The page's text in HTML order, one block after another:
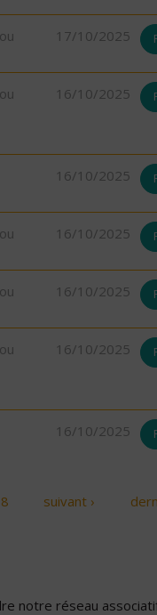
17/10/2025
16/10/2025
16/10/2025
16/10/2025
16/10/2025
16/10/2025
16/10/2025
suivant ›
notre réseau